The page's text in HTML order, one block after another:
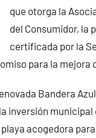
que otorga la
del Consumidor, la
certificada por la
para la mejora
Bandera
inversión
acogedora